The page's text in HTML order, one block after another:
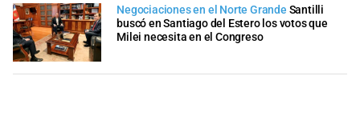
Negociaciones en el Norte Grande Santilli
buscó en Santiago del Estero los votos que
Milei necesita en el Congreso